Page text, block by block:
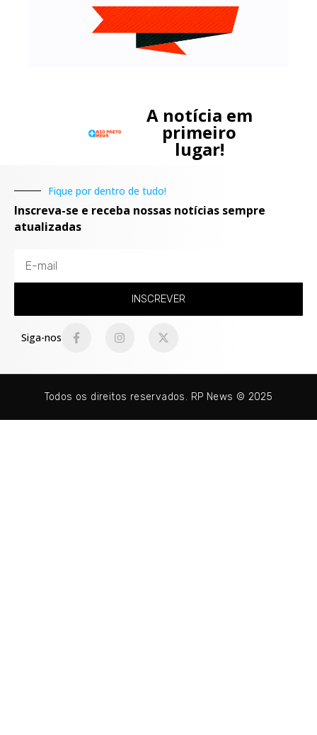
A notícia em
primeiro
lugar!
Fique por dentro de tudo!
Inscreva-se e receba nossas notícias sempre
atualizadas
INSCREVER
Siga-nos
Todos os direitos reservados. RP News © 2025